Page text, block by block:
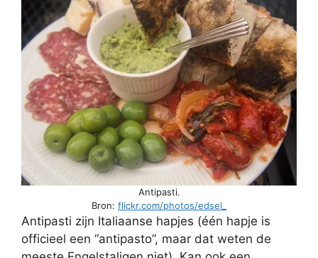
Antipasti.
Bron: flickr.com/photos/edsel_
Antipasti zijn Italiaanse hapjes (één hapje is
officieel een “antipasto”, maar dat weten de